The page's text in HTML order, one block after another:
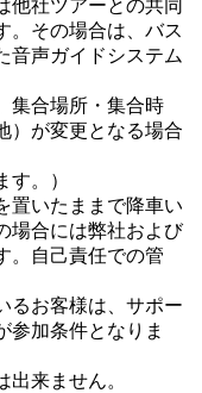
他社ツアーとの共同
。その場合は、バス
音声ガイドシステム
集合場所・集合時
）が変更となる場合
す。）
置いたままで降車い
場合には弊社および
。自己責任での管
るお客様は、サポー
参加条件となりま
来ません。